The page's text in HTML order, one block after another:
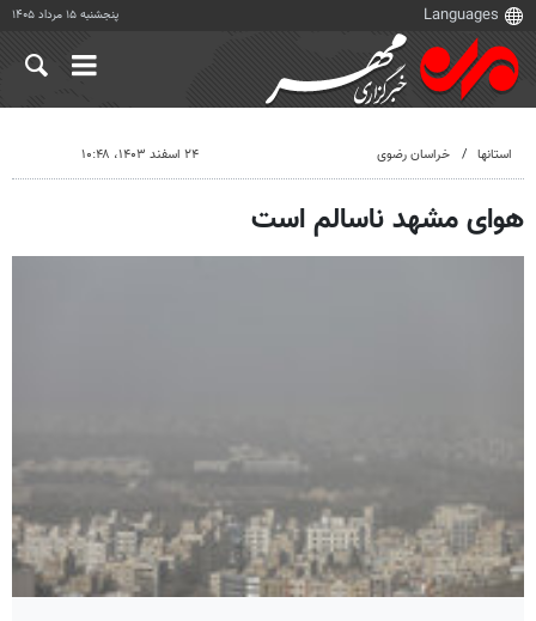
پنجشنبه ۱۵ مرداد ۱۴۰۵
استانها خراسان رضوی ۲۴ اسفند ۱۴۰۳، ۱۰:۴۸
هوای مشهد ناسالم است